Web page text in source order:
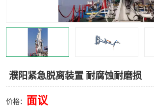
濮阳紧急脱离装置 耐腐蚀耐磨损
价格： 面议
低温鹤管
浮动出油装置 鹤管